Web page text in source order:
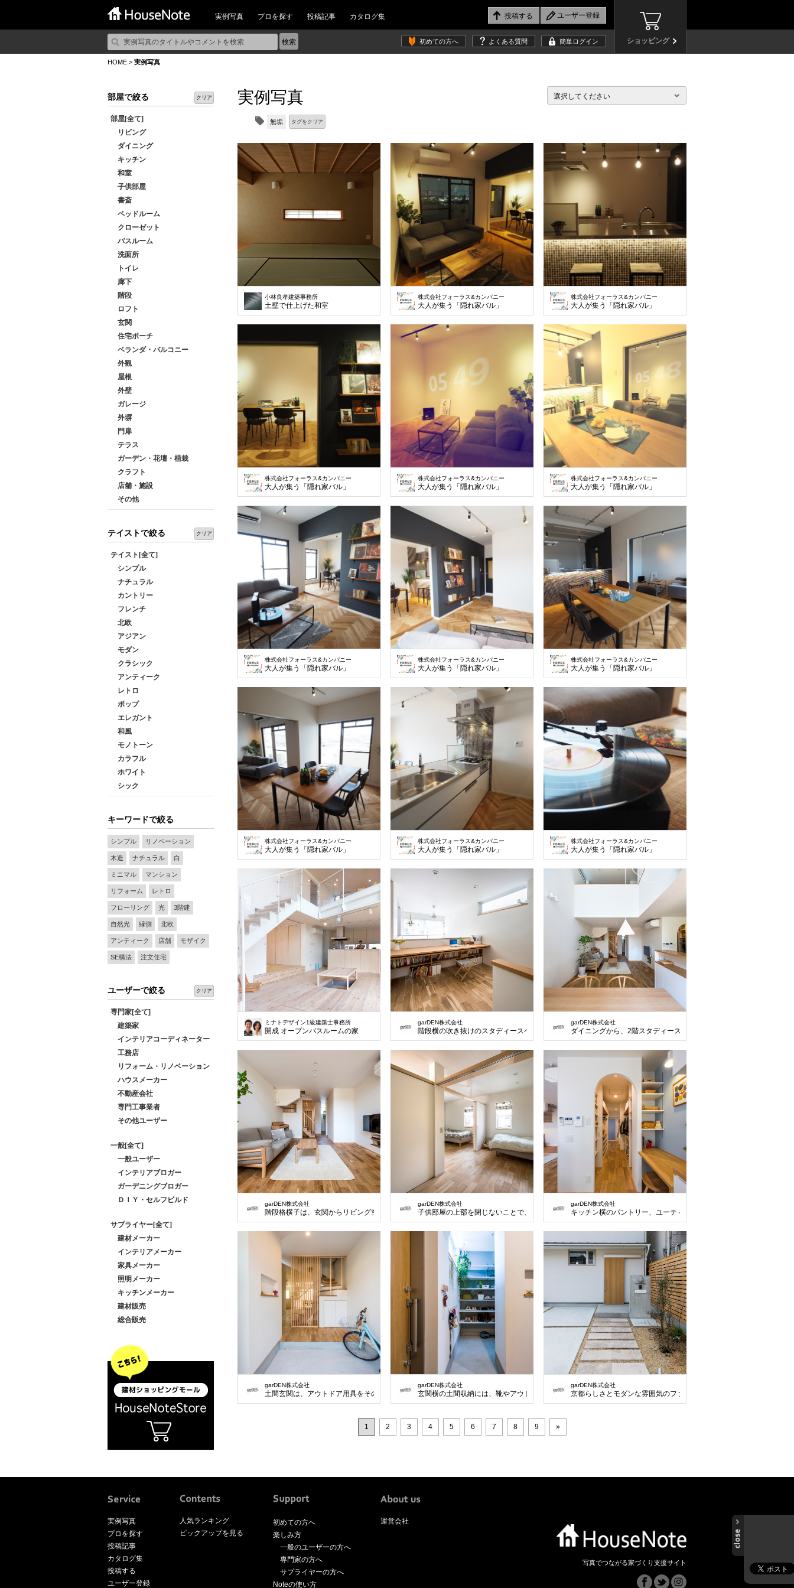
実例写真 プロを探す 投稿記事 カタログ集
ショッピング
初めての方へ よくある質問 簡単ログイン
HOME > 実例写真
部屋で絞る クリア
部屋[全て]
リビング
ダイニング
キッチン
和室
子供部屋
書斎
ベッドルーム
クローゼット
バスルーム
洗面所
トイレ
廊下
階段
ロフト
玄関
住宅ポーチ
ベランダ・バルコニー
外観
屋根
外壁
ガレージ
外塀
門扉
テラス
ガーデン・花壇・植栽
クラフト
店舗・施設
その他
テイストで絞る クリア
テイスト[全て]
シンプル
ナチュラル
カントリー
フレンチ
北欧
アジアン
モダン
クラシック
アンティーク
レトロ
ポップ
エレガント
和風
モノトーン
カラフル
ホワイト
シック
キーワードで絞る
シンプル リノベーション
木造 ナチュラル 白
ミニマル マンション
リフォーム レトロ
フローリング 光 3階建
自然光 縁側 北欧
アンティーク 店舗 モザイク
SE構法 注文住宅
ユーザーで絞る クリア
専門家[全て]
建築家
インテリアコーディネーター
工務店
リフォーム・リノベーション
ハウスメーカー
不動産会社
専門工事業者
その他ユーザー
一般[全て]
一般ユーザー
インテリアブロガー
ガーデニングブロガー
ＤＩＹ・セルフビルド
サプライヤー[全て]
建材メーカー
インテリアメーカー
家具メーカー
照明メーカー
キッチンメーカー
建材販売
総合販売
実例写真
無垢 タグをクリア
選択してください
小林良孝建築事務所
土壁で仕上げた和室
株式会社フォーラス&カンパニー
大人が集う「隠れ家バル」
株式会社フォーラス&カンパニー
大人が集う「隠れ家バル」
株式会社フォーラス&カンパニー
大人が集う「隠れ家バル」
株式会社フォーラス&カンパニー
大人が集う「隠れ家バル」
株式会社フォーラス&カンパニー
大人が集う「隠れ家バル」
株式会社フォーラス&カンパニー
大人が集う「隠れ家バル」
株式会社フォーラス&カンパニー
大人が集う「隠れ家バル」
株式会社フォーラス&カンパニー
大人が集う「隠れ家バル」
株式会社フォーラス&カンパニー
大人が集う「隠れ家バル」
株式会社フォーラス&カンパニー
大人が集う「隠れ家バル」
株式会社フォーラス&カンパニー
大人が集う「隠れ家バル」
ミナトデザイン1級建築士事務所
開成 オープンバスルームの家
garDEN株式会社
階段横の吹き抜けのスタディースペース。
garDEN株式会社
ダイニングから、2階スタディースペースの気配を感じれる関係。
garDEN株式会社
階段格横子は、玄関からリビング空間の目隠し効果に。
garDEN株式会社
子供部屋の上部を閉じないことで、ワンフロア1台のエアコンで空調が可能な省エネ設計。
garDEN株式会社
キッチン横のパントリー、ユーティリティスペースは、家事動線をス
garDEN株式会社
土間玄関は、アウトドア用具をそのまま置ける広さ。
garDEN株式会社
玄関横の土間収納には、靴やアウトドア用具をしっかり収納。
garDEN株式会社
京都らしさとモダンな雰囲気のファサード。
1 2 3 4 5 6 7 8 9 »
実例写真
プロを探す
投稿記事
カタログ集
投稿する
ユーザー登録
人気ランキング
ピックアップを見る
初めての方へ
楽しみ方
一般のユーザーの方へ
専門家の方へ
サプライヤーの方へ
Noteの使い方
運営会社
写真でつながる家づくり支援サイト